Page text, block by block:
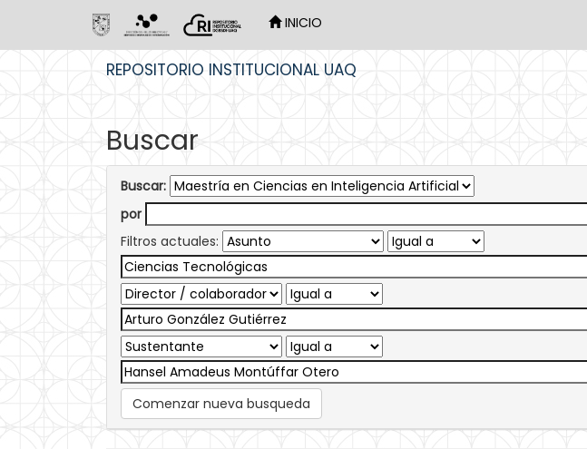
INICIO
REPOSITORIO INSTITUCIONAL UAQ
Buscar
Buscar:
por
Filtros actuales:
Comenzar nueva busqueda